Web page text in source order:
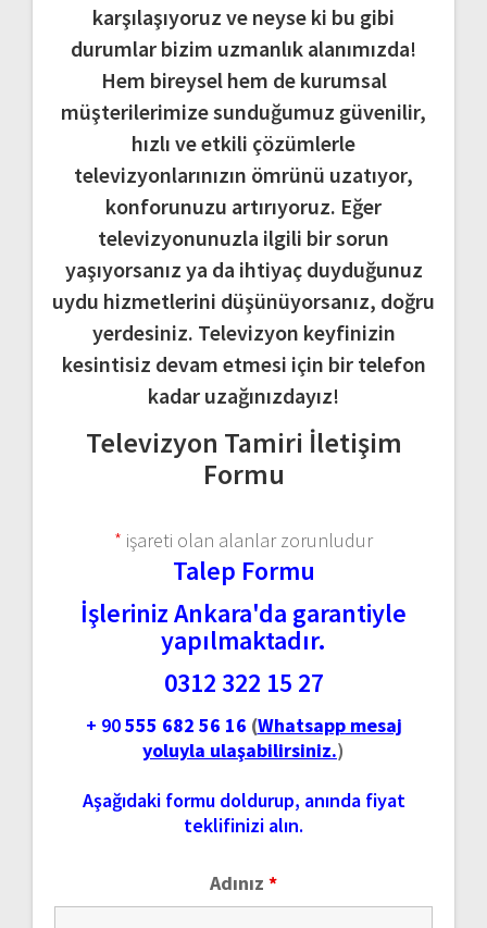
karşılaşıyoruz ve neyse ki bu gibi
durumlar bizim uzmanlık alanımızda!
Hem bireysel hem de kurumsal
müşterilerimize sunduğumuz güvenilir,
hızlı ve etkili çözümlerle
televizyonlarınızın ömrünü uzatıyor,
konforunuzu artırıyoruz. Eğer
televizyonunuzla ilgili bir sorun
yaşıyorsanız ya da ihtiyaç duyduğunuz
uydu hizmetlerini düşünüyorsanız, doğru
yerdesiniz. Televizyon keyfinizin
kesintisiz devam etmesi için bir telefon
kadar uzağınızdayız!
Televizyon Tamiri İletişim
Formu
* işareti olan alanlar zorunludur
Talep Formu
İşleriniz Ankara'da garantiyle
yapılmaktadır.
0312 322 15 27
+ 90555 682 56 16 (Whatsapp mesaj
yoluyla ulaşabilirsiniz.)
Aşağıdaki formu doldurup, anında fiyat
teklifinizi alın.
Adınız *